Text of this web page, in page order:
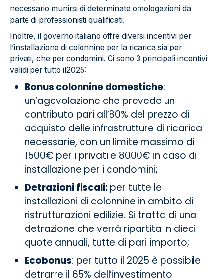
necessario munirsi di determinate omologazioni da
parte di professionisti qualificati.
Inoltre, il governo italiano offre diversi incentivi per
l’installazione di colonnine per la ricarica sia per
privati, che per condomini. Ci sono 3 principali incentivi
validi per tutto il2025:
Bonus colonnine domestiche:
un’agevolazione che prevede un
contributo pari all’80% del prezzo di
acquisto delle infrastrutture di ricarica
necessarie, con un limite massimo di
1500€ per i privati e 8000€ in caso di
installazione per i condomini;
Detrazioni fiscali:per tutte le
installazioni di colonnine in ambito di
ristrutturazioni edilizie. Si tratta di una
detrazione che verrà ripartita in dieci
quote annuali, tutte di pari importo;
Ecobonus: per tutto il 2025 è possibile
detrarre il 65% dell’investimento